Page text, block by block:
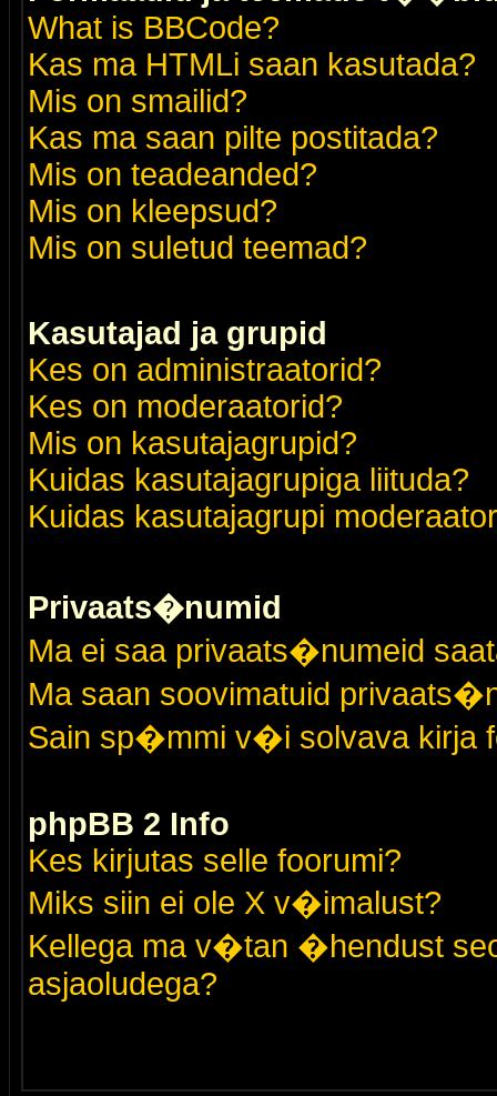
What is BBCode?
Kas ma HTMLi saan kasutada?
Mis on smailid?
Kas ma saan pilte postitada?
Mis on teadeanded?
Mis on kleepsud?
Mis on suletud teemad?
Kasutajad ja grupid
Kes on administraatorid?
Kes on moderaatorid?
Mis on kasutajagrupid?
Kuidas kasutajagrupiga liituda?
Kuidas kasutajagrupi
Privaats�numid
Ma ei saa privaats�numeid
Ma saan soovimatuid
Sain sp�mmi v�i solvava kirja
phpBB 2 Info
Kes kirjutas selle foorumi?
Miks siin ei ole X v�imalust?
Kellega ma v�tan �hendust
asjaoludega?